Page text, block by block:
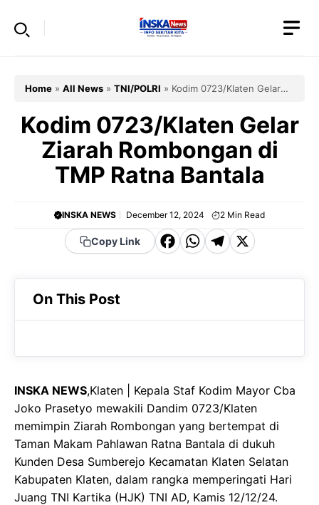
Home » All News » TNI/POLRI » Kodim 0723/Klaten Gelar
Kodim 0723/Klaten Gelar
Ziarah Rombongan di
TMP Ratna Bantala
INSKA NEWS December 12, 2024 2 Min Read
Copy Link
F
c
o
o
k
W
a
A
p
p
T
e
a
m
X
On This Post
INSKA NEWS,Klaten | Kepala Staf Kodim Mayor Cba
Joko Prasetyo mewakili Dandim 0723/Klaten
memimpin Ziarah Rombongan yang bertempat di
Taman Makam Pahlawan Ratna Bantala di dukuh
Kunden Desa Sumberejo Kecamatan Klaten Selatan
Kabupaten Klaten, dalam rangka memperingati Hari
Juang TNI Kartika (HJK) TNI AD, Kamis 12/12/24.